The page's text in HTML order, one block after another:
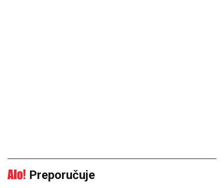
Preporučuje